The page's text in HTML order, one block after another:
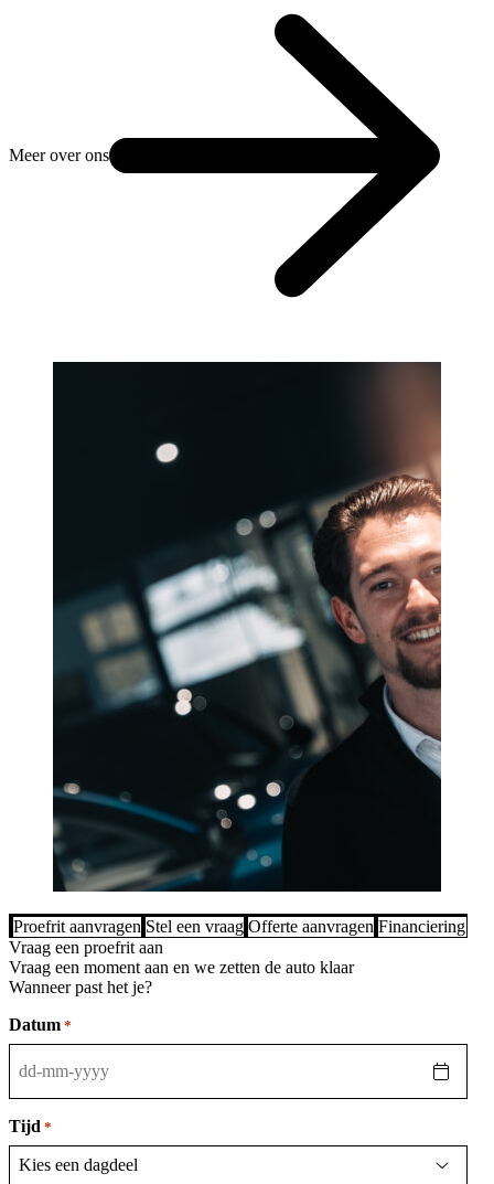
Meer over ons
Proefrit aanvragen Stel een vraag Offerte aanvragen Financiering
Vraag een proefrit aan
Vraag een moment aan en we zetten de auto klaar
Wanneer past het je?
Datum *
DD
dash
MM
dash
JJJJ
Tijd *